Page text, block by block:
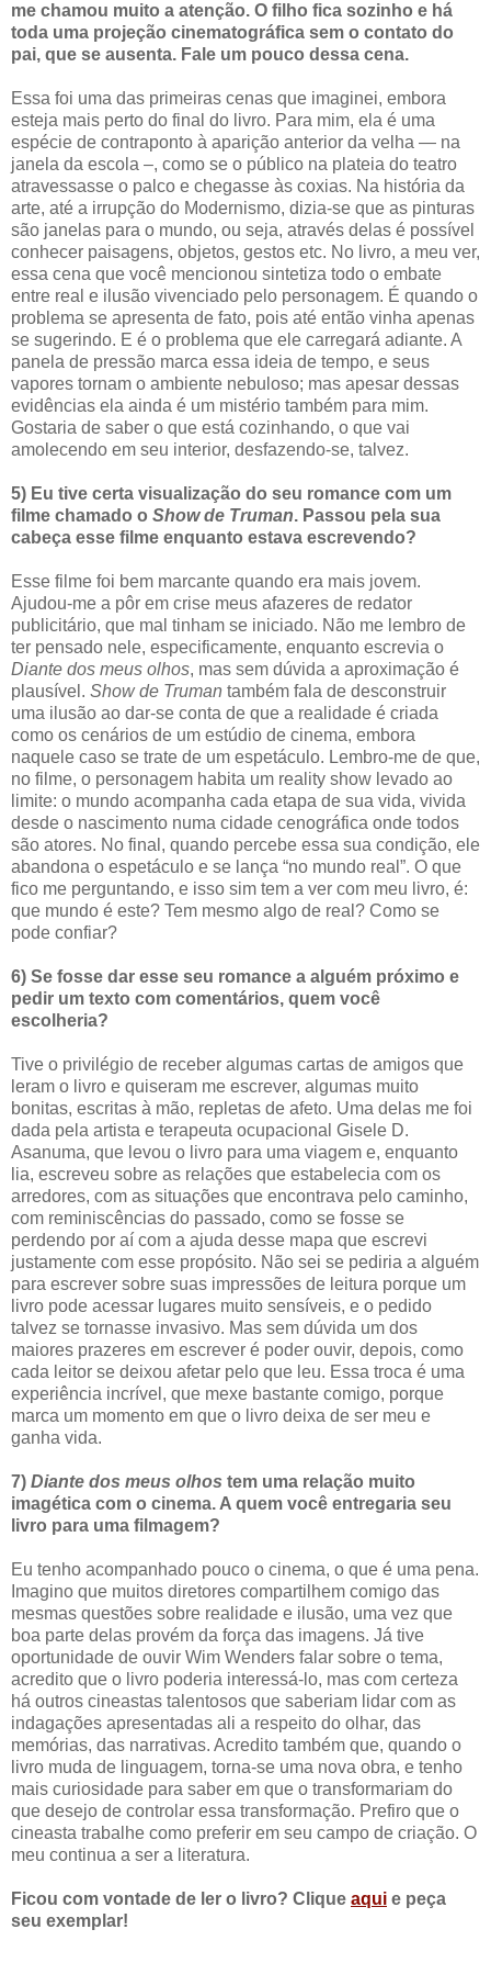
me chamou muito a atenção. O filho fica sozinho e há
toda uma projeção cinematográfica sem o contato do
pai, que se ausenta. Fale um pouco dessa cena.
Essa foi uma das primeiras cenas que imaginei, embora
esteja mais perto do final do livro. Para mim, ela é uma
espécie de contraponto à aparição anterior da velha — na
janela da escola –, como se o público na plateia do teatro
atravessasse o palco e chegasse às coxias. Na história da
arte, até a irrupção do Modernismo, dizia-se que as pinturas
são janelas para o mundo, ou seja, através delas é possível
conhecer paisagens, objetos, gestos etc. No livro, a meu ver,
essa cena que você mencionou sintetiza todo o embate
entre real e ilusão vivenciado pelo personagem. É quando o
problema se apresenta de fato, pois até então vinha apenas
se sugerindo. E é o problema que ele carregará adiante. A
panela de pressão marca essa ideia de tempo, e seus
vapores tornam o ambiente nebuloso; mas apesar dessas
evidências ela ainda é um mistério também para mim.
Gostaria de saber o que está cozinhando, o que vai
amolecendo em seu interior, desfazendo-se, talvez.
5) Eu tive certa visualização do seu romance com um
filme chamado o Show de Truman. Passou pela sua
cabeça esse filme enquanto estava escrevendo?
Esse filme foi bem marcante quando era mais jovem.
Ajudou-me a pôr em crise meus afazeres de redator
publicitário, que mal tinham se iniciado. Não me lembro de
ter pensado nele, especificamente, enquanto escrevia o
Diante dos meus olhos, mas sem dúvida a aproximação é
plausível. Show de Truman também fala de desconstruir
uma ilusão ao dar-se conta de que a realidade é criada
como os cenários de um estúdio de cinema, embora
naquele caso se trate de um espetáculo. Lembro-me de que,
no filme, o personagem habita um reality show levado ao
limite: o mundo acompanha cada etapa de sua vida, vivida
desde o nascimento numa cidade cenográfica onde todos
são atores. No final, quando percebe essa sua condição, ele
abandona o espetáculo e se lança “no mundo real”. O que
fico me perguntando, e isso sim tem a ver com meu livro, é:
que mundo é este? Tem mesmo algo de real? Como se
pode confiar?
6) Se fosse dar esse seu romance a alguém próximo e
pedir um texto com comentários, quem você
escolheria?
Tive o privilégio de receber algumas cartas de amigos que
leram o livro e quiseram me escrever, algumas muito
bonitas, escritas à mão, repletas de afeto. Uma delas me foi
dada pela artista e terapeuta ocupacional Gisele D.
Asanuma, que levou o livro para uma viagem e, enquanto
lia, escreveu sobre as relações que estabelecia com os
arredores, com as situações que encontrava pelo caminho,
com reminiscências do passado, como se fosse se
perdendo por aí com a ajuda desse mapa que escrevi
justamente com esse propósito. Não sei se pediria a alguém
para escrever sobre suas impressões de leitura porque um
livro pode acessar lugares muito sensíveis, e o pedido
talvez se tornasse invasivo. Mas sem dúvida um dos
maiores prazeres em escrever é poder ouvir, depois, como
cada leitor se deixou afetar pelo que leu. Essa troca é uma
experiência incrível, que mexe bastante comigo, porque
marca um momento em que o livro deixa de ser meu e
ganha vida.
7) Diante dos meus olhos tem uma relação muito
imagética com o cinema. A quem você entregaria seu
livro para uma filmagem?
Eu tenho acompanhado pouco o cinema, o que é uma pena.
Imagino que muitos diretores compartilhem comigo das
mesmas questões sobre realidade e ilusão, uma vez que
boa parte delas provém da força das imagens. Já tive
oportunidade de ouvir Wim Wenders falar sobre o tema,
acredito que o livro poderia interessá-lo, mas com certeza
há outros cineastas talentosos que saberiam lidar com as
indagações apresentadas ali a respeito do olhar, das
memórias, das narrativas. Acredito também que, quando o
livro muda de linguagem, torna-se uma nova obra, e tenho
mais curiosidade para saber em que o transformariam do
que desejo de controlar essa transformação. Prefiro que o
cineasta trabalhe como preferir em seu campo de criação. O
meu continua a ser a literatura.
Ficou com vontade de ler o livro? Clique aqui e peça
seu exemplar!